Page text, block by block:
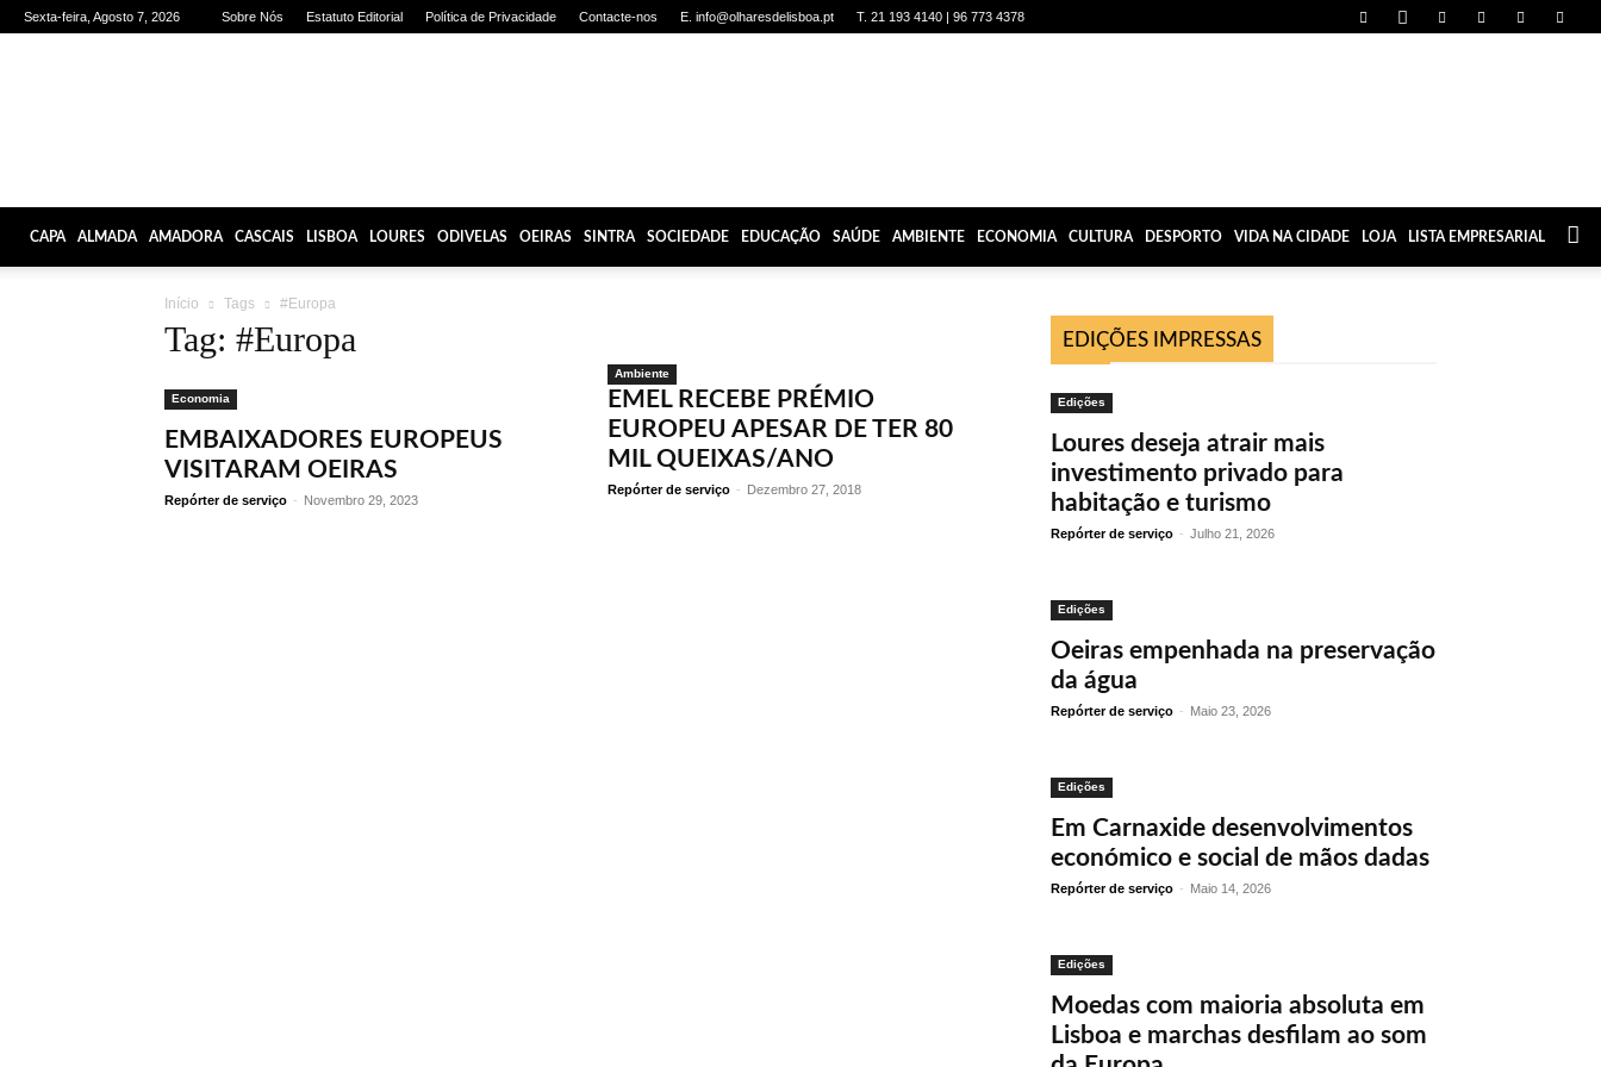
Sexta-feira, Agosto 7, 2026 Sobre Nós Estatuto Editorial Política de Privacidade Contacte-nos E. info@olharesdelisboa.pt T. 21 193 4140 | 96 773 4378
CAPA ALMADA AMADORA CASCAIS LISBOA LOURES ODIVELAS OEIRAS SINTRA SOCIEDADE EDUCAÇÃO SAÚDE AMBIENTE ECONOMIA CULTURA DESPORTO VIDA NA CIDADE LOJA LISTA EMPRESARIAL
Início Tags #Europa
Tag: #Europa
Economia
EMBAIXADORES EUROPEUS
VISITARAM OEIRAS
Repórter de serviço - Novembro 29, 2023
Ambiente
EMEL RECEBE PRÉMIO
EUROPEU APESAR DE TER 80
MIL QUEIXAS/ANO
Repórter de serviço - Dezembro 27, 2018
EDIÇÕES IMPRESSAS
Edições
Loures deseja atrair mais
investimento privado para
habitação e turismo
Repórter de serviço - Julho 21, 2026
Edições
Oeiras empenhada na preservação
da água
Repórter de serviço - Maio 23, 2026
Edições
Em Carnaxide desenvolvimentos
económico e social de mãos dadas
Repórter de serviço - Maio 14, 2026
Edições
Moedas com maioria absoluta em
Lisboa e marchas desfilam ao som